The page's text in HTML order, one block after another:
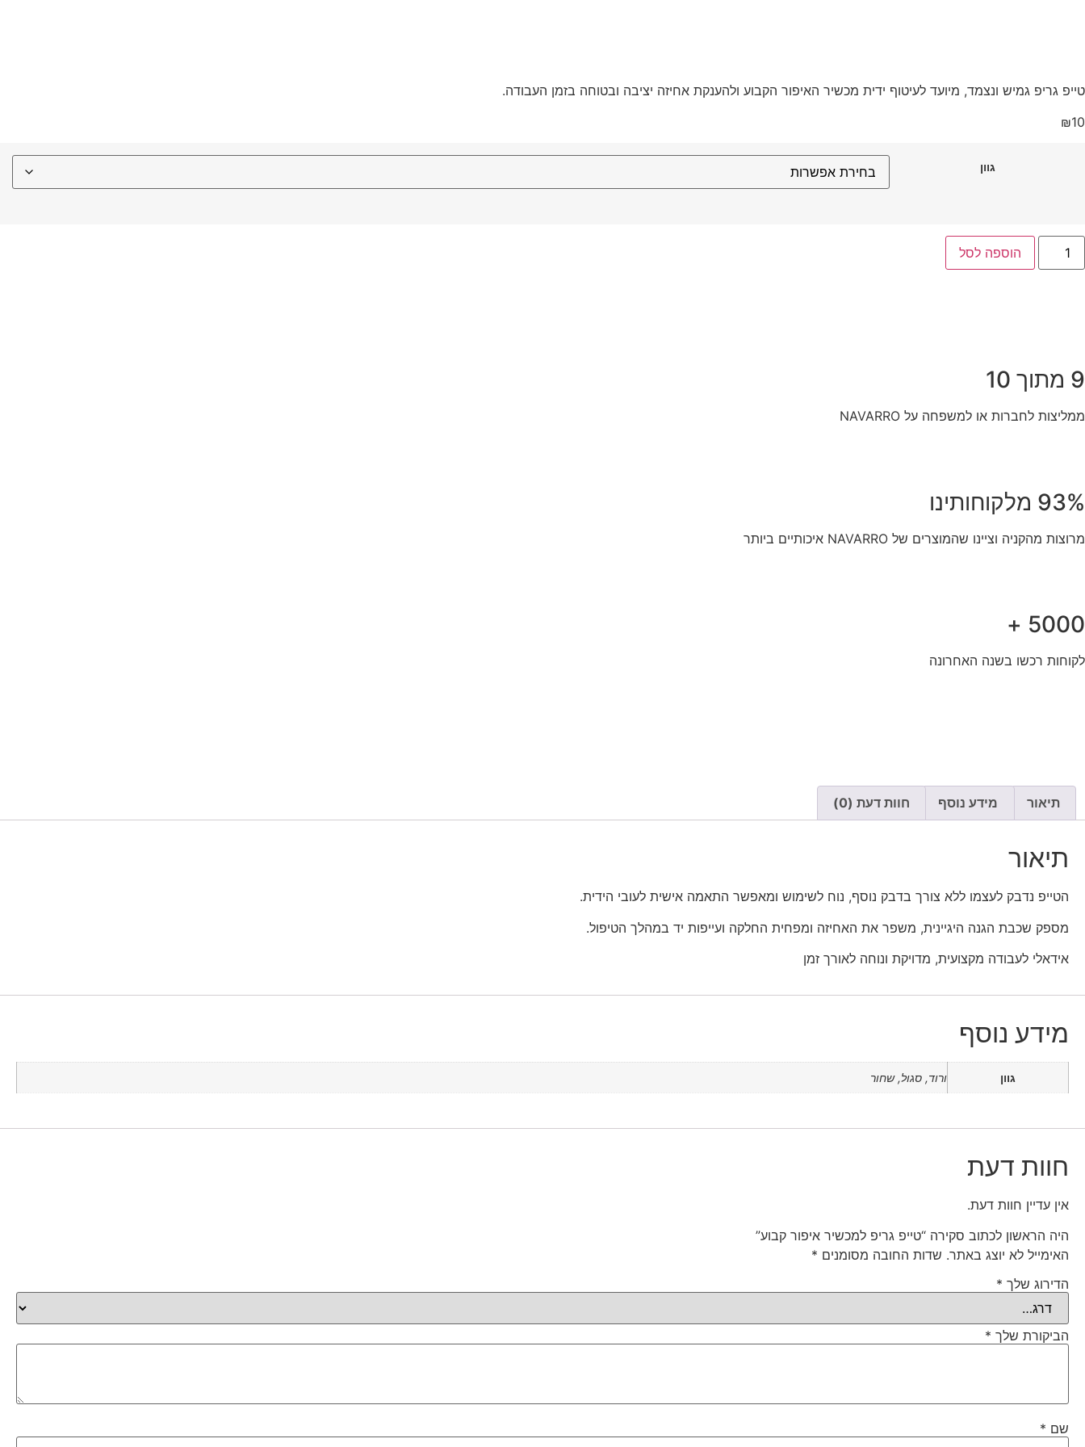
טייפ גריפ גמיש ונצמד, מיועד לעיטוף ידית מכשיר האיפור הקבוע ולהענקת אחיזה יציבה ובטוחה בזמן העבודה.
₪10
גוון
הוספה לסל
9 מתוך 10
ממליצות לחברות או למשפחה על NAVARRO
93% מלקוחותינו
מרוצות מהקניה וציינו שהמוצרים של NAVARRO איכותיים ביותר
5000 +
לקוחות רכשו בשנה האחרונה
תיאור מידע נוסף חוות דעת (0)
תיאור
הטייפ נדבק לעצמו ללא צורך בדבק נוסף, נוח לשימוש ומאפשר התאמה אישית לעובי הידית.
מספק שכבת הגנה היגיינית, משפר את האחיזה ומפחית החלקה ועייפות יד במהלך הטיפול.
אידאלי לעבודה מקצועית, מדויקת ונוחה לאורך זמן
מידע נוסף
גוון ורוד, סגול, שחור
חוות דעת
אין עדיין חוות דעת.
היה הראשון לכתוב סקירה “טייפ גריפ למכשיר איפור קבוע”
האימייל לא יוצג באתר. שדות החובה מסומנים *
הדירוג שלך *
הביקורת שלך *
שם *